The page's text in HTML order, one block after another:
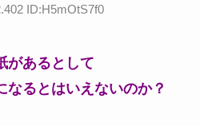
ID:H5mOtS7f0
があるとして
るとはいえないのか？